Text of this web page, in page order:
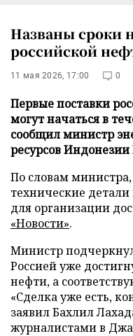
Названы сроки
российской
11 мая 2026, 17:00 0
Первые поставки
могут начаться в
сообщил министр
ресурсов
По словам
технические
для организации
«Новости».
Министр
Россией уже
нефти, а
«Сделка уже есть,
заявил Бахлил
журналистами в